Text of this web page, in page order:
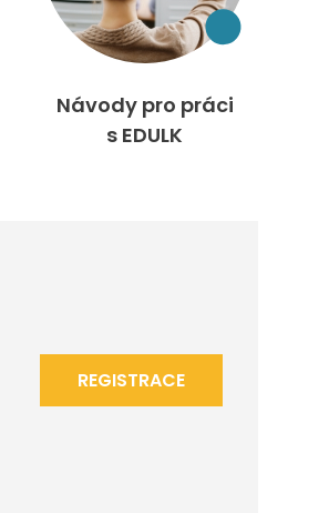
Návody pro práci
s EDULK
REGISTRACE